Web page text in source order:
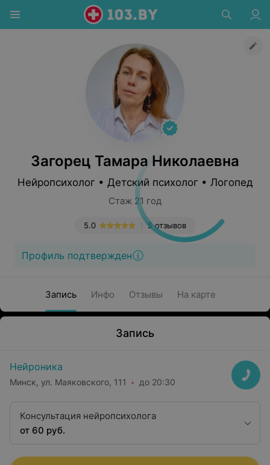
Загорец Тамара Николаевна
Нейропсихолог • Детский психолог • Логопед
Стаж 21 год
5 отзывов
5.0
Профиль подтвержден
Запись Инфо Отзывы На карте
Запись
Нейроника
Минск, ул. Маяковского, 111 до 20:30
Консультация нейропсихолога
от 60 руб.